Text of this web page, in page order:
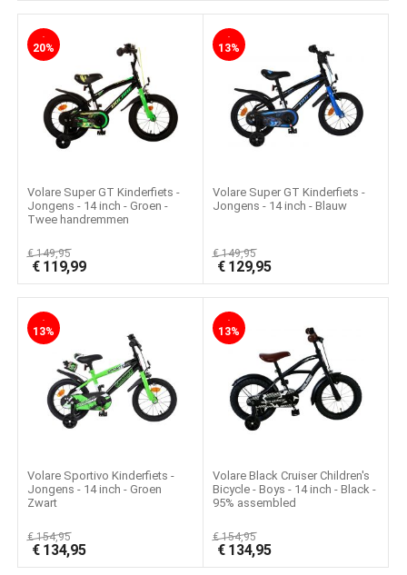
-
20%
Volare Super GT Kinderfiets -
Jongens - 14 inch - Groen -
Twee handremmen
€149,95
€ 119,99
-
13%
Volare Super GT Kinderfiets -
Jongens - 14 inch - Blauw
€149,95
€ 129,95
-
13%
Volare Sportivo Kinderfiets -
Jongens - 14 inch - Groen
Zwart
€154,95
€ 134,95
-
13%
Volare Black Cruiser Children's
Bicycle - Boys - 14 inch - Black -
95% assembled
€154,95
€ 134,95